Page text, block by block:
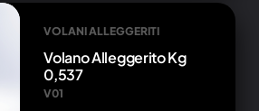
VOLANI ALLEGGERITI
Volano Alleggerito Kg
0,537
V01